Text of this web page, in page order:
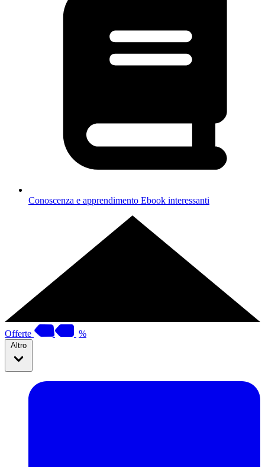
Conoscenza e apprendimento Ebook interessanti
Offerte %
Altro